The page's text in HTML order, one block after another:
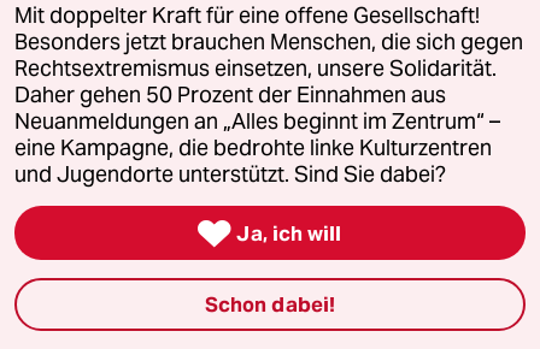
Live im Stream
Vergangene
taz lab 2027
Mehr taz Lesestoff
Mit doppelter Kraft für eine offene Gesellschaft!
Besonders jetzt brauchen Menschen, die sich gegen
Rechtsextremismus einsetzen, unsere Solidarität.
Daher gehen 50 Prozent der Einnahmen aus
Neuanmeldungen an „Alles beginnt im Zentrum“ –
eine Kampagne, die bedrohte linke Kulturzentren
und Jugendorte unterstützt. Sind Sie dabei?
 Ja, ich will
Schon dabei!